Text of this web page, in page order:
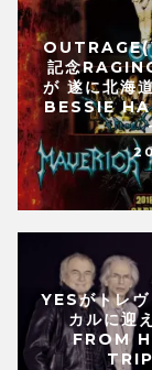
OUTRAGE(
記念
が 遂に北海
BESSIE
YESがトレ
カルに迎
FROM
TRIP